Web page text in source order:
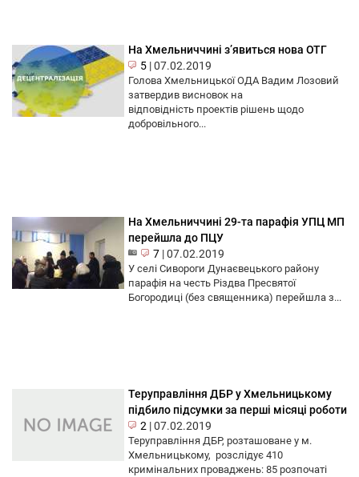
На Хмельниччині з’явиться нова ОТГ
5 |07.02.2019
Голова Хмельницької ОДА Вадим Лозовий
затвердив висновок на
відповідність проектів рішень щодо
добровільного...
На Хмельниччині 29-та парафія УПЦ МП
перейшла до ПЦУ
7 |07.02.2019
У селі Сивороги Дунаєвецького району
парафія на честь Різдва Пресвятої
Богородиці (без священника) перейшла з...
Теруправління ДБР у Хмельницькому
підбило підсумки за перші місяці роботи
2 |07.02.2019
Теруправління ДБР, розташоване у м.
Хмельницькому, розслідує 410
кримінальних проваджень: 85 розпочаті